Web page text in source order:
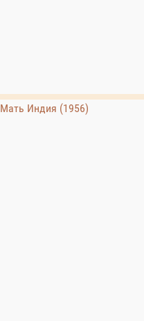
Мать Индия (1956)